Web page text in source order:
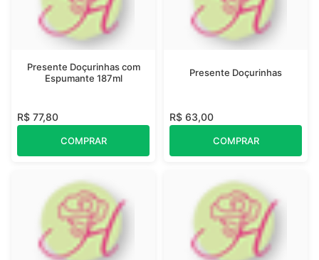
Presente Doçurinhas com
Espumante 187ml
R$ 77,80
COMPRAR
Presente Doçurinhas
R$ 63,00
COMPRAR